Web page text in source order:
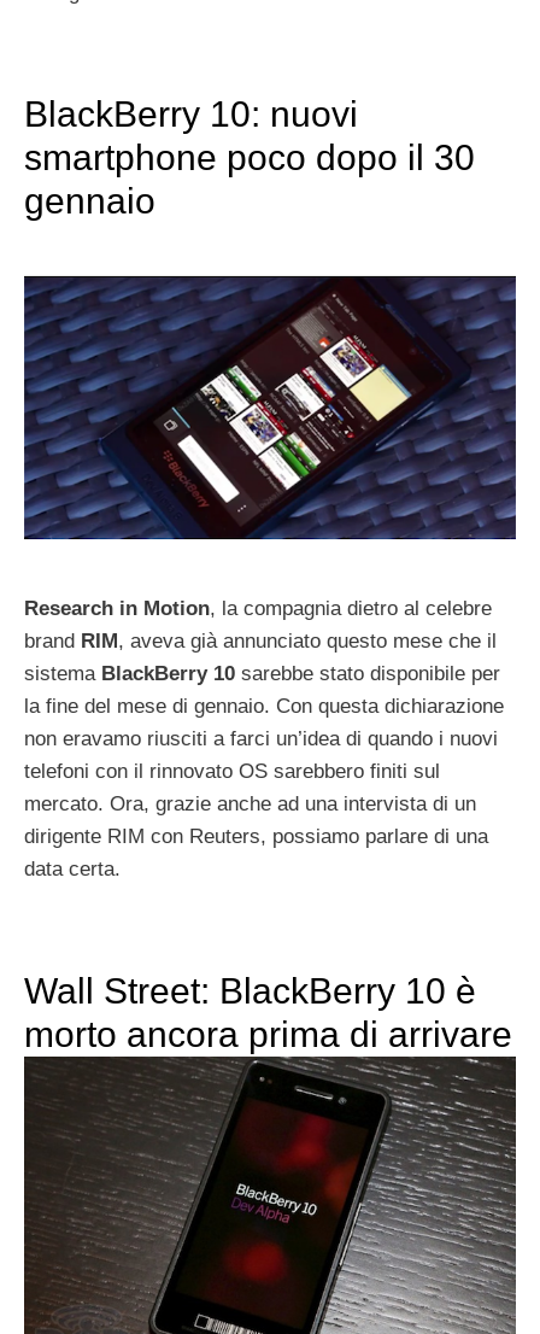
BlackBerry 10: nuovi
smartphone poco dopo il 30
gennaio
Research in Motion, la compagnia dietro al celebre
brand RIM , aveva già annunciato questo mese che il
sistema BlackBerry 10 sarebbe stato disponibile per
la fine del mese di gennaio. Con questa dichiarazione
non eravamo riusciti a farci un’idea di quando i nuovi
telefoni con il rinnovato OS sarebbero finiti sul
mercato. Ora, grazie anche ad una intervista di un
dirigente RIM con Reuters, possiamo parlare di una
data certa.
Wall Street: BlackBerry 10 è
morto ancora prima di arrivare